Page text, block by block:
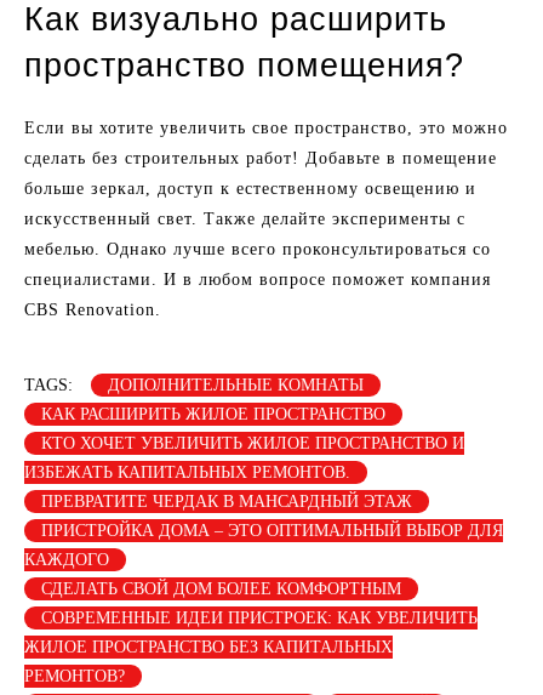
Как визуально расширить
пространство помещения?
Если вы хотите увеличить свое пространство, это можно
сделать без строительных работ! Добавьте в помещение
больше зеркал, доступ к естественному освещению и
искусственный свет. Также делайте эксперименты с
мебелью. Однако лучше всего проконсультироваться со
специалистами. И в любом вопросе поможет компания
CBS Renovation.
TAGS:
ДОПОЛНИТЕЛЬНЫЕ КОМНАТЫ
КАК РАСШИРИТЬ ЖИЛОЕ ПРОСТРАНСТВО
КТО ХОЧЕТ УВЕЛИЧИТЬ ЖИЛОЕ ПРОСТРАНСТВО И
ИЗБЕЖАТЬ КАПИТАЛЬНЫХ РЕМОНТОВ.
ПРЕВРАТИТЕ ЧЕРДАК В МАНСАРДНЫЙ ЭТАЖ
ПРИСТРОЙКА ДОМА – ЭТО ОПТИМАЛЬНЫЙ ВЫБОР ДЛЯ
КАЖДОГО
СДЕЛАТЬ СВОЙ ДОМ БОЛЕЕ КОМФОРТНЫМ
СОВРЕМЕННЫЕ ИДЕИ ПРИСТРОЕК: КАК УВЕЛИЧИТЬ
ЖИЛОЕ ПРОСТРАНСТВО БЕЗ КАПИТАЛЬНЫХ
РЕМОНТОВ?